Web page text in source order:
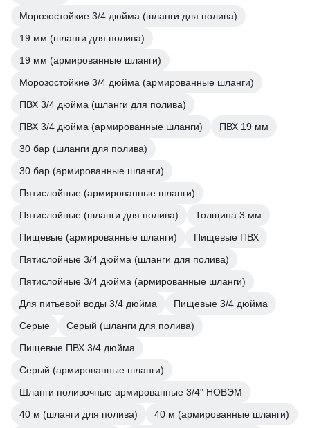
Морозостойкие 3/4 дюйма (шланги для полива)
19 мм (шланги для полива)
19 мм (армированные шланги)
Морозостойкие 3/4 дюйма (армированные шланги)
ПВХ 3/4 дюйма (шланги для полива)
ПВХ 3/4 дюйма (армированные шланги)
ПВХ 19 мм
30 бар (шланги для полива)
30 бар (армированные шланги)
Пятислойные (армированные шланги)
Пятислойные (шланги для полива)
Толщина 3 мм
Пищевые (армированные шланги)
Пищевые ПВХ
Пятислойные 3/4 дюйма (шланги для полива)
Пятислойные 3/4 дюйма (армированные шланги)
Для питьевой воды 3/4 дюйма
Пищевые 3/4 дюйма
Серые
Серый (шланги для полива)
Пищевые ПВХ 3/4 дюйма
Серый (армированные шланги)
Шланги поливочные армированные 3/4" НОВЭМ
40 м (шланги для полива)
40 м (армированные шланги)